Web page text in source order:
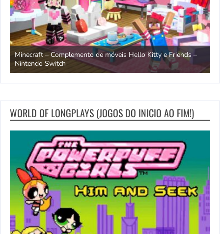
Minecraft – Complemento de móveis Hello Kitty e Friends –
Nintendo Switch
WORLD OF LONGPLAYS (JOGOS DO INICIO AO FIM!)